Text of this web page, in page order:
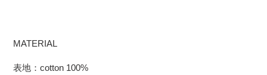
MATERIAL
表地：cotton 100%